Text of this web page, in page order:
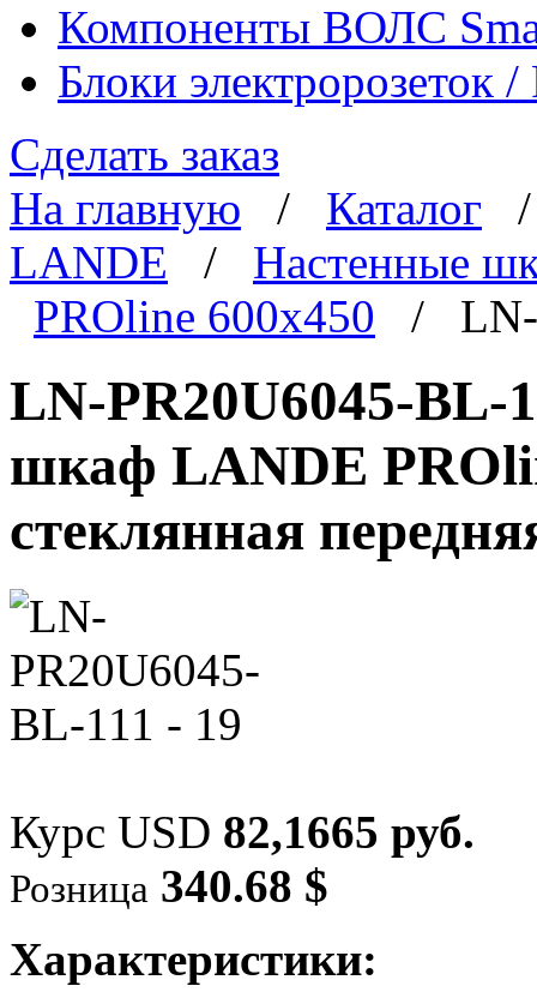
Компоненты ВОЛС
Блоки электророзеток
Сделать заказ
На главную / Каталог
LANDE / Настенные
PROline 600x450 / LN-
LN-PR20U6045-BL-
шкаф LANDE
стеклянная
Курс USD 82,1665 руб.
Розница 340.68 $
Характеристики: